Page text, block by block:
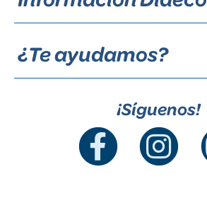
¿Te ayudamos?
¡Síguenos!